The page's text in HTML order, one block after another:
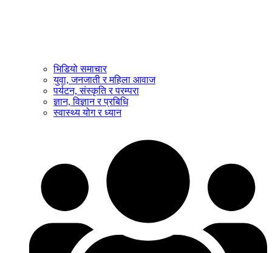
भिडियो समाचार
युवा, जनजाती र महिला आवाज
पर्यटन, संस्कृति र परम्परा
ज्ञान, विज्ञान र प्रबिधि
स्वास्थ्य योग र ध्यान